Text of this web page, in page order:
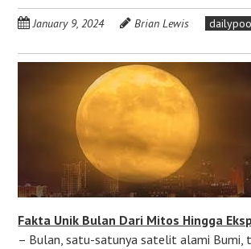
January 9, 2024 Brian Lewis
Fakta Unik Bulan Dari Mitos Hingga
– Bulan, satu-satunya satelit alami Bumi,